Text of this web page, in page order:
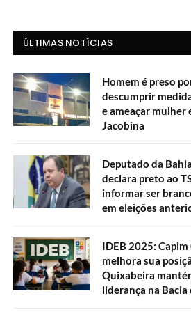
ÚLTIMAS NOTÍCIAS
Homem é preso
descumprir
e ameaçar mulher
Jacobina
Deputado da
declara preto ao
informar ser
em eleições
IDEB 2025: Capim
melhora sua
Quixabeira
liderança na Bacia